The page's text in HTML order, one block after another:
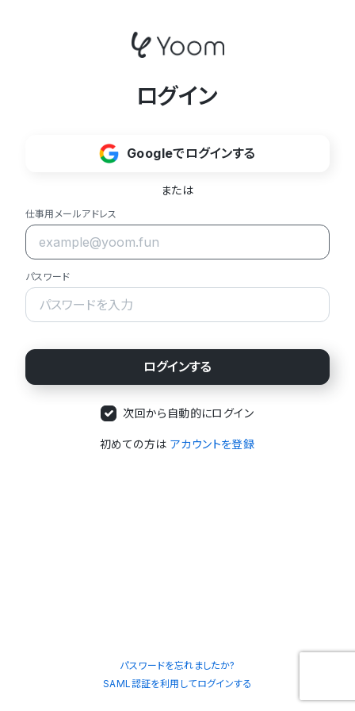
ログイン
Googleでログインする
または
仕事用メールアドレス
パスワード
次回から自動的にログイン
初めての方は アカウントを登録
パスワードを忘れましたか?
SAML認証を利用してログインする